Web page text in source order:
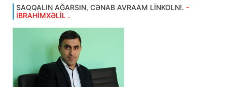
SAQQALIN AĞARSIN, CƏNAB AVRAAM LİNKOLN!. -
İBRAHİMXƏLİL .